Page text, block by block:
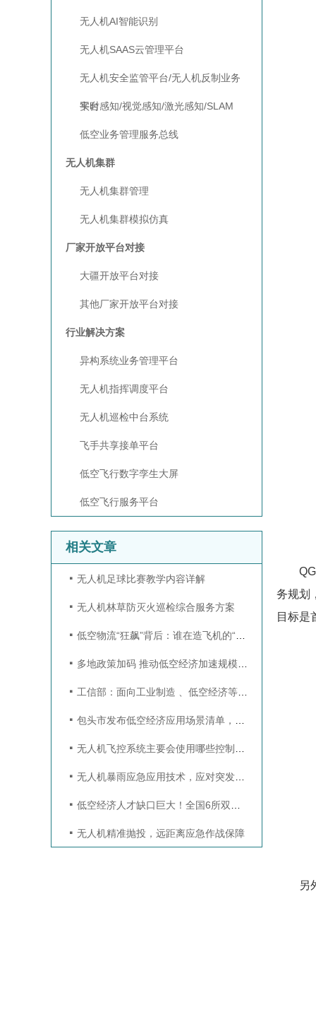
无人机AI智能识别
无人机SAAS云管理平台
无人机安全监管平台/无人机反制业务
平台
实时感知/视觉感知/激光感知/SLAM
低空业务管理服务总线
无人机集群
无人机集群管理
无人机集群模拟仿真
厂家开放平台对接
大疆开放平台对接
其他厂家开放平台对接
行业解决方案
异构系统业务管理平台
无人机指挥调度平台
无人机巡检中台系统
飞手共享接单平台
低空飞行数字孪生大屏
低空飞行服务平台
相关文章
无人机足球比赛教学内容详解
无人机林草防灭火巡检综合服务方案
低空物流“狂飙”背后：谁在造飞机的“快递员”？万亿盈利密码首次曝光
多地政策加码 推动低空经济加速规模化、产业化、生态化落地
工信部：面向工业制造 、低空经济等6G潜在场景，因地制宜开展6G应用场景培育
包头市发布低空经济应用场景清单，面向全国开放验证空间
无人机飞控系统主要会使用哪些控制方法？
无人机暴雨应急应用技术，应对突发极端天气挑战
低空经济人才缺口巨大！全国6所双一流高校新设专业，培养方案揭秘
无人机精准抛投，远距离应急作战保障
务规划
目标是
另